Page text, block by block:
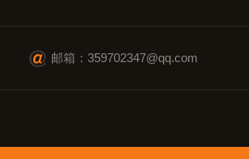
邮箱：359702347@qq.com